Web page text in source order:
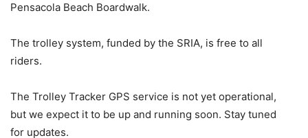
Pensacola Beach Boardwalk.
The trolley system, funded by the SRIA, is free to all
riders.
The Trolley Tracker GPS service is not yet operational,
but we expect it to be up and running soon. Stay tuned
for updates.